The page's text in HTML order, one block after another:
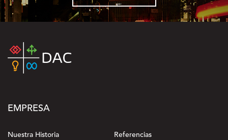
EMPRESA
Nuestra Historia Referencias